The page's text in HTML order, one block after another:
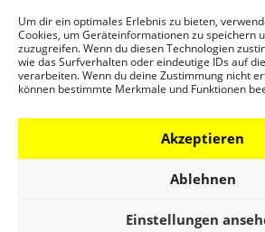
Um dir ein optimales Erlebnis zu bieten,
Cookies, um Geräteinformationen zu speichern
zuzugreifen. Wenn du diesen Technologien
wie das Surfverhalten oder eindeutige IDs auf
verarbeiten. Wenn du deine Zustimmung nicht
können bestimmte Merkmale und Funktionen
Akzeptieren
Ablehnen
Einstellungen